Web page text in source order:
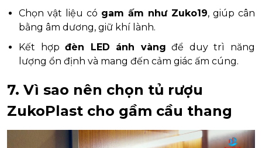
Chọn vật liệu có gam ấm như Zuko19, giúp cân
bằng âm dương, giữ khí lành.
Kết hợpđèn LED ánh vàng để duy trì năng
lượng ổn định và mang đến cảm giác ấm cúng.
7. Vì sao nên chọn tủ rượu
ZukoPlast cho gầm cầu thang